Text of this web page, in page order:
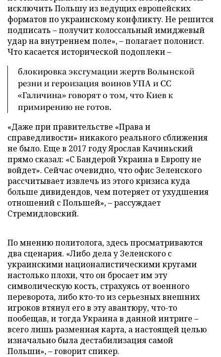
исключить Польшу из ведущих европейских
форматов по украинскому конфликту. Не решится
подписать – получит колоссальный имиджевый
удар на внутреннем поле», – полагает полонист.
Что касается исторической подоплеки –
блокировка эксгумации жертв Волынской
резни и героизация воинов УПА и СС
«Галичина» говорят о том, что Киев к
примирению не готов.
«Даже при правительстве «Права и
справедливости» никакого реального сближения
не было. Еще в 2017 году Ярослав Качиньский
прямо сказал: «С Бандерой Украина в Европу не
войдет». Сейчас очевидно, что офис Зеленского
рассчитывает извлечь из этого кризиса куда
больше дивидендов, чем потеряет от ухудшения
отношений с Польшей», – рассуждает
Стремидловский.
По мнению политолога, здесь просматриваются
два сценария. «Либо дела у Зеленского с
украинскими националистическими кругами
настолько плохи, что он бросает им эту
символическую кость, страхуясь от военного
переворота, либо кто-то из серьезных внешних
игроков втянул его в эту авантюру, что-то
пообещав, и тогда Украина в данной интриге –
всего лишь разменная карта, а настоящей целью
изначально была дестабилизация самой
Польши», – говорит спикер.